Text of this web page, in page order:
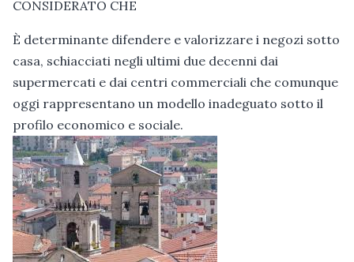
CONSIDERATO CHE
È determinante difendere e valorizzare i negozi sotto
casa, schiacciati negli ultimi due decenni dai
supermercati e dai centri commerciali che comunque
oggi rappresentano un modello inadeguato sotto il
profilo economico e sociale.